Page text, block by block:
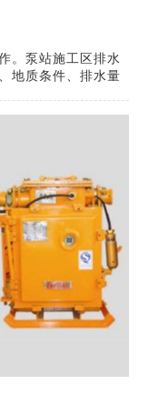
。泵站施工区排水
地质条件、排水量